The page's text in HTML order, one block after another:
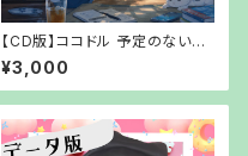
【CD版】ココドル 予定のない夏
篇 【【郵送でお渡し】
¥3,000